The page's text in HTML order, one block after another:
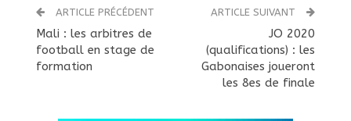
ARTICLE PRÉCÉDENT
Mali : les arbitres de
football en stage de
formation
ARTICLE SUIVANT
JO 2020
(qualifications) : les
Gabonaises joueront
les 8es de finale